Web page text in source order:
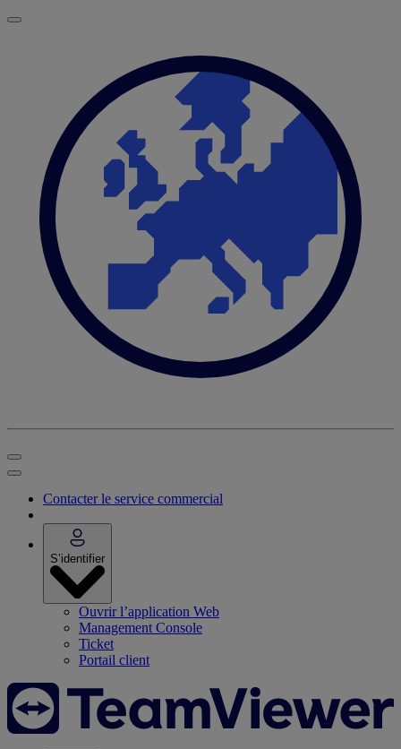
Contacter le service commercial
S’identifier
Ouvrir l’application Web
Management Console
Ticket
Portail client